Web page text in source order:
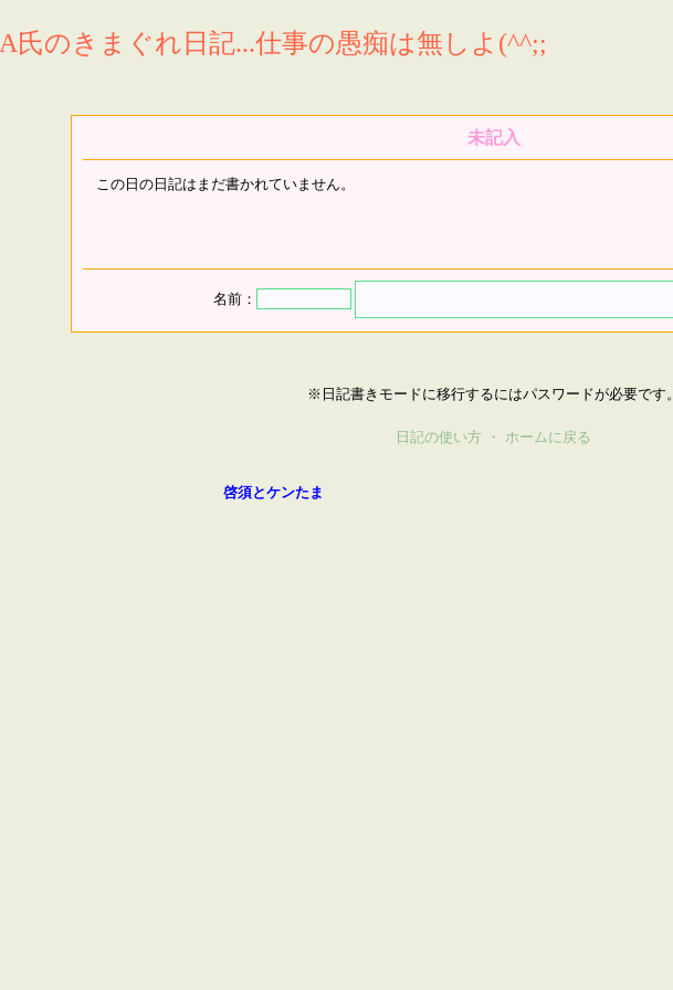
A氏のきまぐれ日記...仕事の愚痴は無しよ(^^;;
未記入
この日の日記はまだ書かれていません。
名前：
※日記書きモードに移行するにはパスワードが必要です。
日記の使い方 ・ ホームに戻る
啓須とケンたま